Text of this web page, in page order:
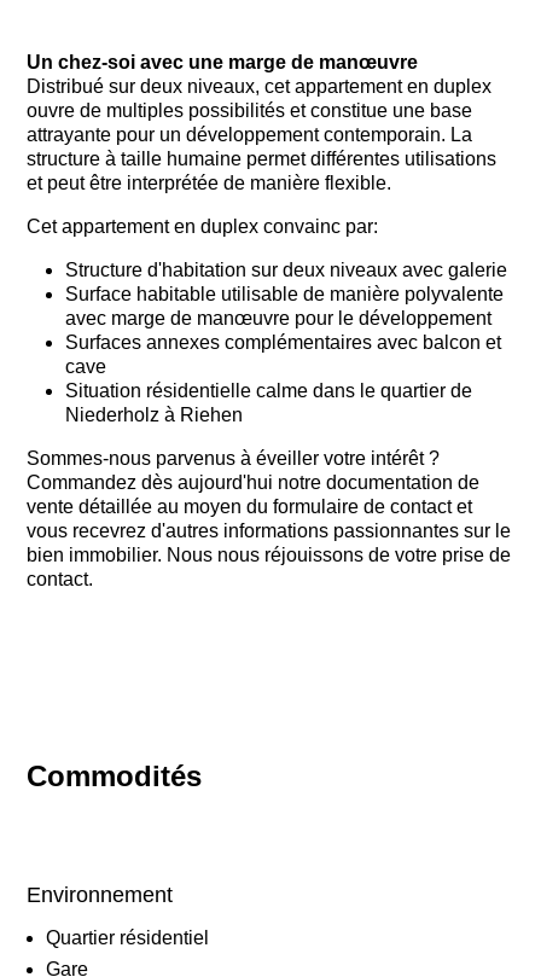
Un chez-soi avec une marge de manœuvre
Distribué sur deux niveaux, cet appartement en duplex
ouvre de multiples possibilités et constitue une base
attrayante pour un développement contemporain. La
structure à taille humaine permet différentes utilisations
et peut être interprétée de manière flexible.
Cet appartement en duplex convainc par:
Structure d'habitation sur deux niveaux avec galerie
Surface habitable utilisable de manière polyvalente
avec marge de manœuvre pour le développement
Surfaces annexes complémentaires avec balcon et
cave
Situation résidentielle calme dans le quartier de
Niederholz à Riehen
Sommes-nous parvenus à éveiller votre intérêt ?
Commandez dès aujourd'hui notre documentation de
vente détaillée au moyen du formulaire de contact et
vous recevrez d'autres informations passionnantes sur le
bien immobilier. Nous nous réjouissons de votre prise de
contact.
Commodités
Environnement
Quartier résidentiel
Gare